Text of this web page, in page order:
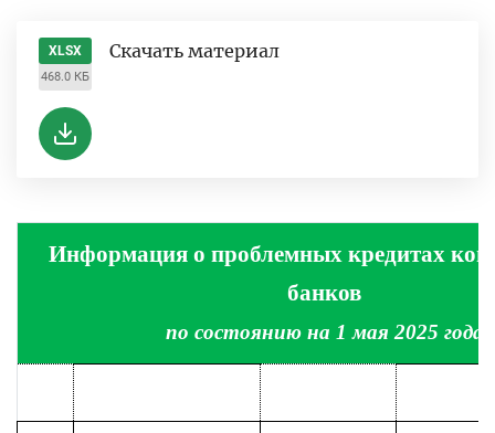
XLSX
468.0 КБ
Скачать материал
Информация о проблемных кредитах
банков
по состоянию на 1 мая 2025 года